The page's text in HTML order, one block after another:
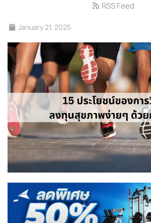
January 21, 2025
RSS Feed